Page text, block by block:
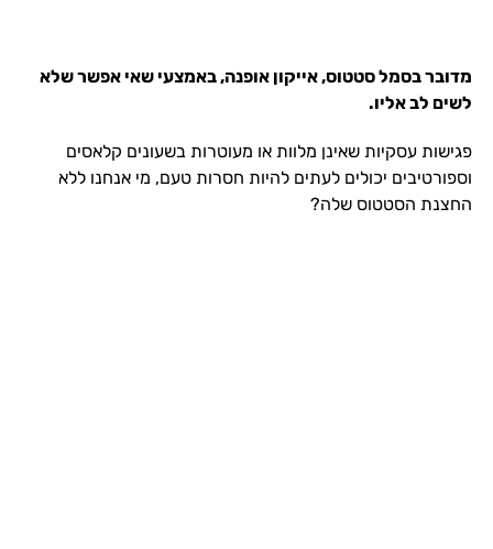
מדובר בסמל סטטוס, אייקון אופנה, באמצעי שאי אפשר שלא
לשים לב אליו.
פגישות עסקיות שאינן מלוות או מעוטרות בשעונים קלאסים
וספורטיבים יכולים לעתים להיות חסרות טעם, מי אנחנו ללא
החצנת הסטטוס שלה?